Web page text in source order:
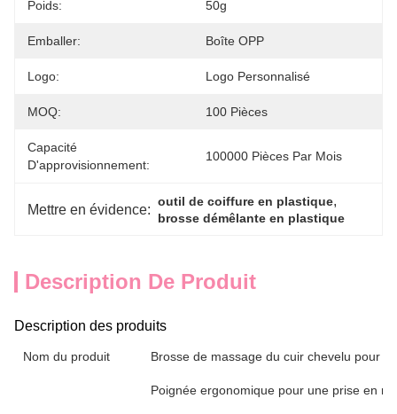
Poids: 50g
Emballer: Boîte OPP
Logo: Logo Personnalisé
MOQ: 100 Pièces
Capacité
D'approvisionnement:
100000 Pièces Par Mois
Mettre en évidence: outil de coiffure en plastique,
brosse démêlante en plastique
Description De Produit
Description des produits
Nom du produit Brosse de massage du cuir chevelu pour
Poignée ergonomique pour une prise en